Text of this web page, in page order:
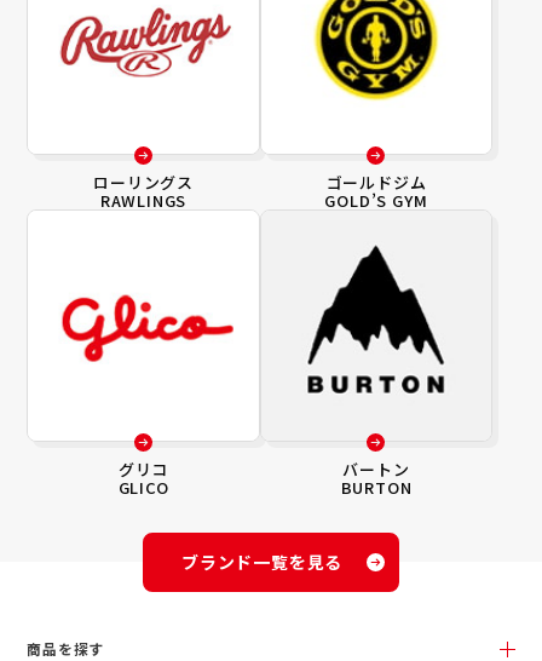
ローリングス
RAWLINGS
ゴールドジム
GOLD’S GYM
グリコ
GLICO
バートン
BURTON
ブランド一覧を見る
商品を探す